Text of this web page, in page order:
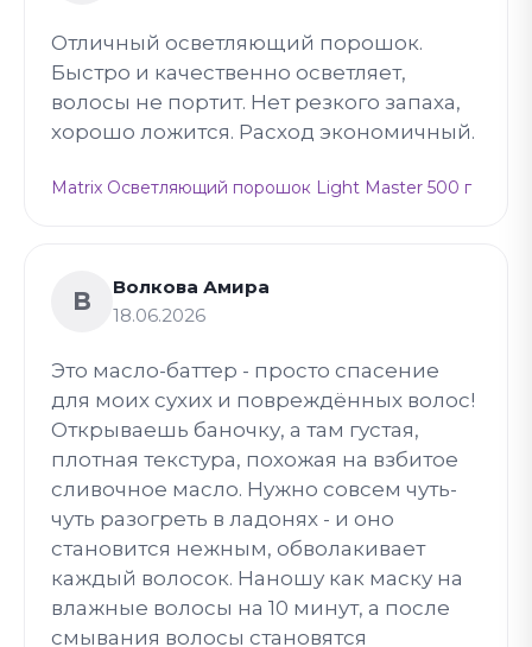
Отличный осветляющий порошок.
Быстро и качественно осветляет,
волосы не портит. Нет резкого запаха,
хорошо ложится. Расход экономичный.
Matrix Осветляющий порошок Light Master 500 г
В
Волкова Амира
18.06.2026
Это масло-баттер - просто спасение
для моих сухих и повреждённых волос!
Открываешь баночку, а там густая,
плотная текстура, похожая на взбитое
сливочное масло. Нужно совсем чуть-
чуть разогреть в ладонях - и оно
становится нежным, обволакивает
каждый волосок. Наношу как маску на
влажные волосы на 10 минут, а после
смывания волосы становятся